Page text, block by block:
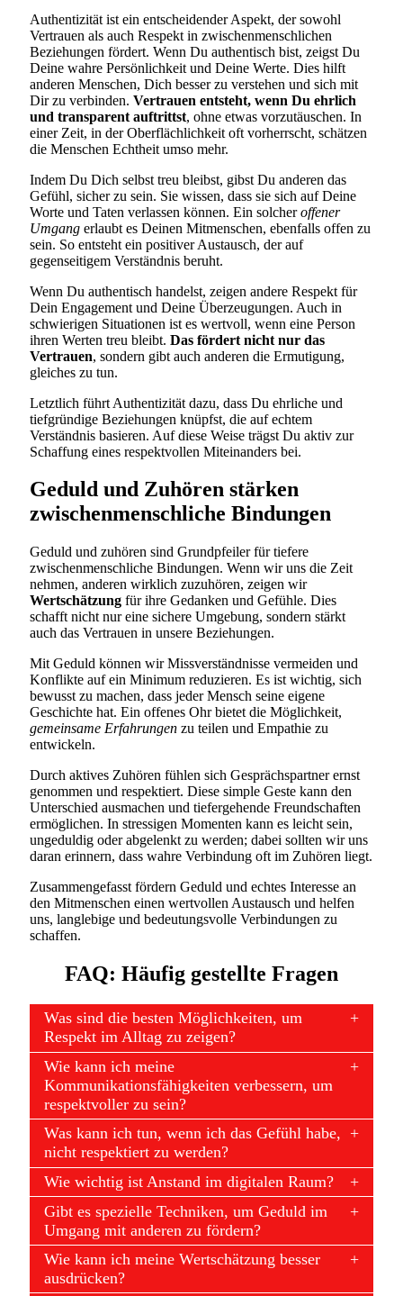
Authentizität ist ein entscheidender Aspekt, der sowohl
Vertrauen als auch Respekt in zwischenmenschlichen
Beziehungen fördert. Wenn Du authentisch bist, zeigst Du
Deine wahre Persönlichkeit und Deine Werte. Dies hilft
anderen Menschen, Dich besser zu verstehen und sich mit
Dir zu verbinden. Vertrauen entsteht, wenn Du ehrlich
und transparent auftrittst, ohne etwas vorzutäuschen. In
einer Zeit, in der Oberflächlichkeit oft vorherrscht, schätzen
die Menschen Echtheit umso mehr.
Indem Du Dich selbst treu bleibst, gibst Du anderen das
Gefühl, sicher zu sein. Sie wissen, dass sie sich auf Deine
Worte und Taten verlassen können. Ein solcheroffener
Umgang erlaubt es Deinen Mitmenschen, ebenfalls offen zu
sein. So entsteht ein positiver Austausch, der auf
gegenseitigem Verständnis beruht.
Wenn Du authentisch handelst, zeigen andere Respekt für
Dein Engagement und Deine Überzeugungen. Auch in
schwierigen Situationen ist es wertvoll, wenn eine Person
ihren Werten treu bleibt. Das fördert nicht nur das
Vertrauen, sondern gibt auch anderen die Ermutigung,
gleiches zu tun.
Letztlich führt Authentizität dazu, dass Du ehrliche und
tiefgründige Beziehungen knüpfst, die auf echtem
Verständnis basieren. Auf diese Weise trägst Du aktiv zur
Schaffung eines respektvollen Miteinanders bei.
Geduld und Zuhören stärken
zwischenmenschliche Bindungen
Geduld und zuhören sind Grundpfeiler für tiefere
zwischenmenschliche Bindungen. Wenn wir uns die Zeit
nehmen, anderen wirklich zuzuhören, zeigen wir
Wertschätzung für ihre Gedanken und Gefühle. Dies
schafft nicht nur eine sichere Umgebung, sondern stärkt
auch das Vertrauen in unsere Beziehungen.
Mit Geduld können wir Missverständnisse vermeiden und
Konflikte auf ein Minimum reduzieren. Es ist wichtig, sich
bewusst zu machen, dass jeder Mensch seine eigene
Geschichte hat. Ein offenes Ohr bietet die Möglichkeit,
gemeinsame Erfahrungen zu teilen und Empathie zu
entwickeln.
Durch aktives Zuhören fühlen sich Gesprächspartner ernst
genommen und respektiert. Diese simple Geste kann den
Unterschied ausmachen und tiefergehende Freundschaften
ermöglichen. In stressigen Momenten kann es leicht sein,
ungeduldig oder abgelenkt zu werden; dabei sollten wir uns
daran erinnern, dass wahre Verbindung oft im Zuhören liegt.
Zusammengefasst fördern Geduld und echtes Interesse an
den Mitmenschen einen wertvollen Austausch und helfen
uns, langlebige und bedeutungsvolle Verbindungen zu
schaffen.
FAQ: Häufig gestellte Fragen
Was sind die besten Möglichkeiten, um
Respekt im Alltag zu zeigen?
Wie kann ich meine
Kommunikationsfähigkeiten verbessern, um
respektvoller zu sein?
Was kann ich tun, wenn ich das Gefühl habe,
nicht respektiert zu werden?
Wie wichtig ist Anstand im digitalen Raum?
Gibt es spezielle Techniken, um Geduld im
Umgang mit anderen zu fördern?
Wie kann ich meine Wertschätzung besser
ausdrücken?